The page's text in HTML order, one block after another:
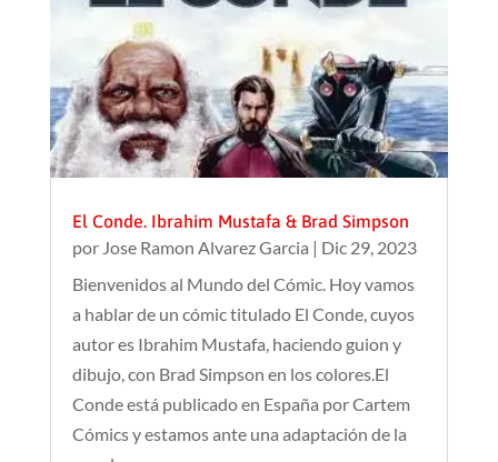
El Conde. Ibrahim Mustafa & Brad Simpson
por Jose Ramon Alvarez Garcia | Dic 29, 2023
Bienvenidos al Mundo del Cómic. Hoy vamos
a hablar de un cómic titulado El Conde, cuyos
autor es Ibrahim Mustafa, haciendo guion y
dibujo, con Brad Simpson en los colores.El
Conde está publicado en España por Cartem
Cómics y estamos ante una adaptación de la